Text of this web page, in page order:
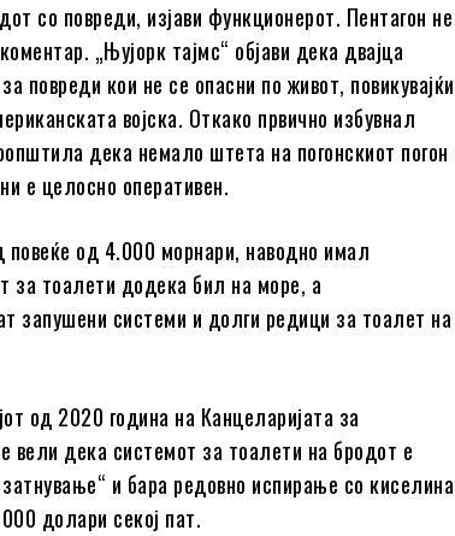
со повреди, изјави функционерот. Пентагон не
„Њујорк тајмс“ објави дека двајца
повреди кои не се опасни по живот, повикувајќи
војска. Откако првично избувнал
дека немало штета на погонскиот погон
е целосно оперативен.
од 4.000 морнари, наводно имал
за тоалети додека бил на море, а
запушени системи и долги редици за тоалет на
од 2020 година на Канцеларијата за
вели дека системот за тоалети на бродот е
и бара редовно испирање со киселина
долари секој пат.